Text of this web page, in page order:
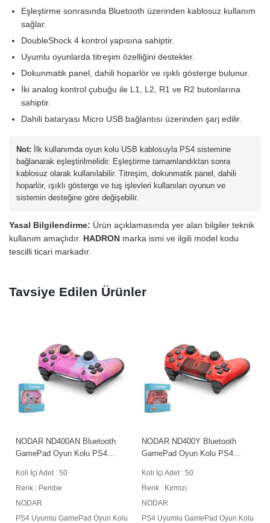
Eşleştirme sonrasında Bluetooth üzerinden kablosuz kullanım
sağlar.
DoubleShock 4 kontrol yapısına sahiptir.
Uyumlu oyunlarda titreşim özelliğini destekler.
Dokunmatik panel, dahili hoparlör ve ışıklı gösterge bulunur.
İki analog kontrol çubuğu ile L1, L2, R1 ve R2 butonlarına
sahiptir.
Dahili bataryası Micro USB bağlantısı üzerinden şarj edilir.
Not: İlk kullanımda oyun kolu USB kablosuyla PS4 sistemine
bağlanarak eşleştirilmelidir. Eşleştirme tamamlandıktan sonra
kablosuz olarak kullanılabilir. Titreşim, dokunmatik panel, dahili
hoparlör, ışıklı gösterge ve tuş işlevleri kullanılan oyunun ve
sistemin desteğine göre değişebilir.
Yasal Bilgilendirme: Ürün açıklamasında yer alan bilgiler teknik
kullanım amaçlıdır. HADRON marka ismi ve ilgili model kodu
tescilli ticari markadır.
Tavsiye Edilen Ürünler
NODAR ND400AN Bluetooth
GamePad Oyun Kolu PS4
Koli İçi Adet : 50
Renk : Pembe
NODAR
PS4 Uyumlu GamePad Oyun Kolu
NODAR ND400Y Bluetooth
GamePad Oyun Kolu PS4
Koli İçi Adet : 50
Renk : Kırmızı
NODAR
PS4 Uyumlu GamePad Oyun Kolu